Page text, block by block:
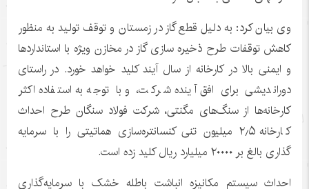
وی بیان کرد: به دلیل قطع گاز در زمستان و توقف تولید به منظور
کاهش توقفات طرح ذخیره سازی گاز در مخازن ویژه با استانداردها
و ایمنی بالا در کارخانه از سال آیند کلید خواهد خورد. در راستای
دوراندیشی برای افق آینده شرکت، و با توجه به استفاده اکثر
کارخانه‌ها از سنگ‌های مگنتی، شرکت فولاد سنگان طرح احداث
کارخانه ۲٫۵ میلیون تنی کنسانتره‌سازی هماتیتی را با سرمایه
گذاری بالغ بر ۲۰۰۰۰ میلیارد ریال کلید زده است.
احداث سیستم مکانیزه انباشت باطله خشک با سرمایه‌گذاری